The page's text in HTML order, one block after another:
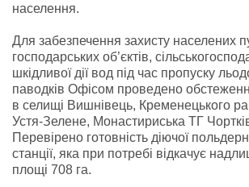
населення.
Для забезпечення захисту населених
господарських об’єктів,
шкідливої дії вод під час пропуску
паводків Офісом проведено
в селищі Вишнівець, Кременецького
Устя-Зелене, Монастириська ТГ
Перевірено готовність діючої
станції, яка при потребі відкачує
площі 708 га.